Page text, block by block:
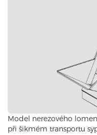
Model nerezového
při šikmém transportu